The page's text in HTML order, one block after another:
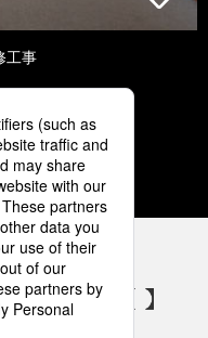
工事
5
アカウント